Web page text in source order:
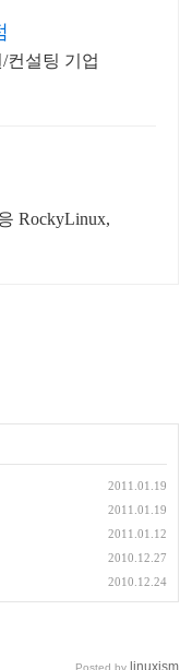
컨설팅 기업
2011.01.19
2011.01.19
2011.01.12
2010.12.27
2010.12.24
Posted by linuxism